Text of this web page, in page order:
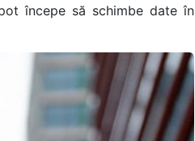
începe să schimbe date în